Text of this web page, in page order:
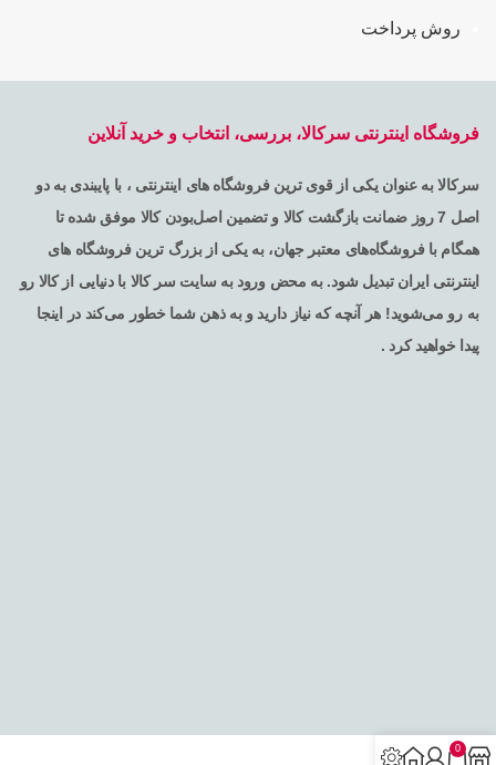
روش پرداخت
فروشگاه اینترنتی سرکالا، بررسی، انتخاب و خرید آنلاین
سرکالا به عنوان یکی از قوی ترین فروشگاه های اینترنتی ، با پایبندی به دو
اصل 7 روز ضمانت بازگشت کالا و تضمین اصل‌بودن کالا موفق شده تا
همگام با فروشگاه‌های معتبر جهان، به یکی از بزرگ ترین فروشگاه های
اینترنتی ایران تبدیل شود. به محض ورود به سایت سر کالا با دنیایی از کالا رو
به رو می‌شوید! هر آنچه که نیاز دارید و به ذهن شما خطور می‌کند در اینجا
پیدا خواهید کرد .
0